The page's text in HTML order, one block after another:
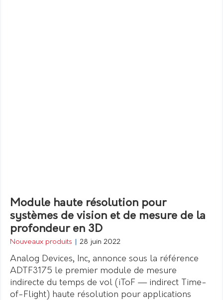
Module haute résolution pour
systèmes de vision et de mesure de la
profondeur en 3D
Nouveaux produits 28 juin 2022
Analog Devices, Inc, annonce sous la référence
ADTF3175 le premier module de mesure
indirecte du temps de vol (iToF — indirect Time-
of-Flight) haute résolution pour applications